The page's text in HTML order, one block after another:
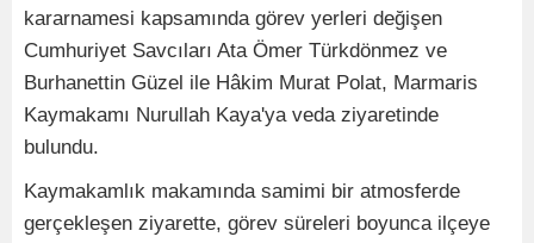
kararnamesi kapsamında görev yerleri değişen
Cumhuriyet Savcıları Ata Ömer Türkdönmez ve
Burhanettin Güzel ile Hâkim Murat Polat, Marmaris
Kaymakamı Nurullah Kaya'ya veda ziyaretinde
bulundu.
Kaymakamlık makamında samimi bir atmosferde
gerçekleşen ziyarette, görev süreleri boyunca ilçeye